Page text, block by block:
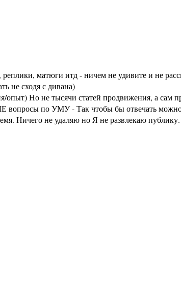
матюги итд - ничем не удивите и не
не сходя с дивана)
Но не тысячи статей продвижения, а сам
вопросы по УМУ - Так чтобы бы отвечать
Ничего не удаляю но Я не развлекаю публику.